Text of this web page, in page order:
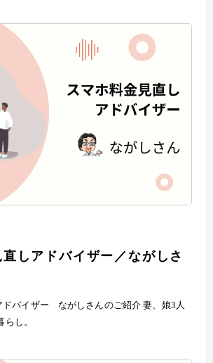
しアドバイザー／ながしさ
ドバイザー ながしさんのご紹介 妻、娘3人
し。